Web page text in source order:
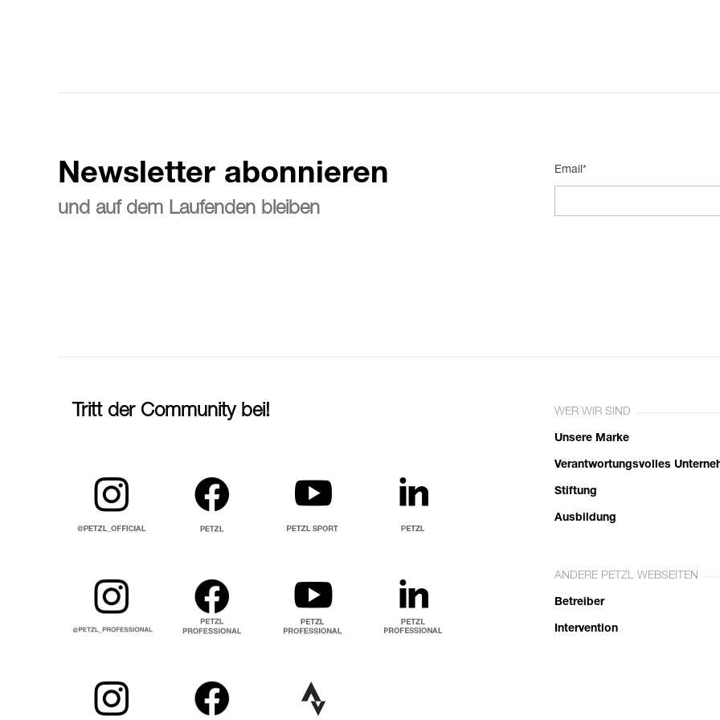
Newsletter abonnieren
und auf dem Laufenden bleiben
Email*
Tritt der Community bei! WER WIR SIND
Unsere Marke
Verantwortungsvolles
Stiftung
Ausbildung
ANDERE PETZL WEBSEITEN
Betreiber
Intervention